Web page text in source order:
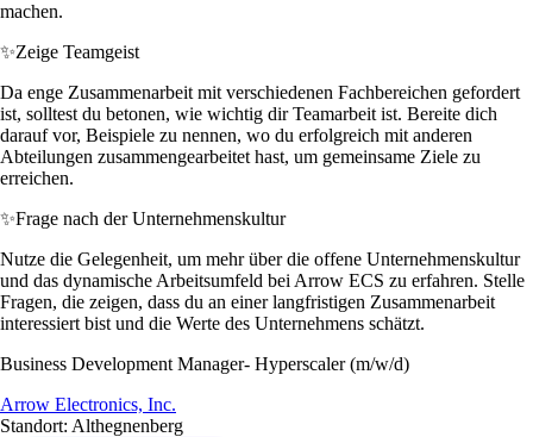
machen.
✨Zeige Teamgeist
Da enge Zusammenarbeit mit verschiedenen Fachbereichen gefordert
ist, solltest du betonen, wie wichtig dir Teamarbeit ist. Bereite dich
darauf vor, Beispiele zu nennen, wo du erfolgreich mit anderen
Abteilungen zusammengearbeitet hast, um gemeinsame Ziele zu
erreichen.
✨Frage nach der Unternehmenskultur
Nutze die Gelegenheit, um mehr über die offene Unternehmenskultur
und das dynamische Arbeitsumfeld bei Arrow ECS zu erfahren. Stelle
Fragen, die zeigen, dass du an einer langfristigen Zusammenarbeit
interessiert bist und die Werte des Unternehmens schätzt.
Business Development Manager- Hyperscaler (m/w/d)
Arrow Electronics, Inc.
Standort: Althegnenberg